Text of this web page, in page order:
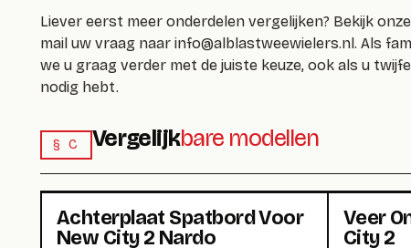
Liever eerst meer onderdelen vergelijken? Bekijk
mail uw vraag naar info@alblastweewielers.nl. Als
we u graag verder met de juiste keuze, ook als u
nodig hebt.
§ C Vergelijkbare modellen
Achterplaat Spatbord Voor
New City 2 Nardo
Veer
City 2